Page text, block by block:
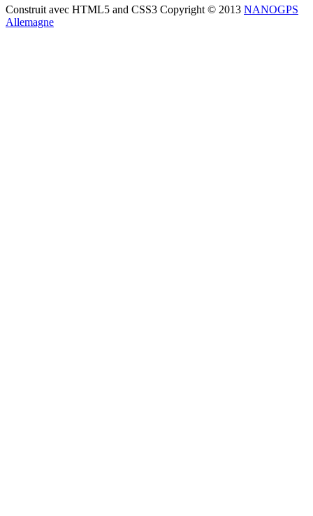
Construit avec HTML5 and CSS3 Copyright © 2013 NANOGPS
Allemagne